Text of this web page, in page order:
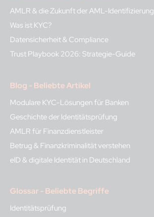
AMLR & die Zukunft der AML-Identifizierung
Was ist KYC?
Datensicherheit & Compliance
Trust Playbook 2026: Strategie-Guide
Blog - Beliebte Artikel
Modulare KYC-Lösungen für Banken
Geschichte der Identitätsprüfung
AMLR für Finanzdienstleister
Betrug & Finanzkriminalität verstehen
eID & digitale Identität in Deutschland
Glossar - Beliebte Begriffe
Identitätsprüfung